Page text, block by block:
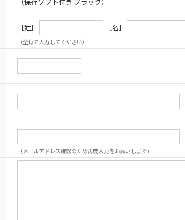
（保存ソフト付き ブラック）
［姓］ ［名］
（全角で入力してください）
（メールアドレス確認のため再度入力をお願いします)